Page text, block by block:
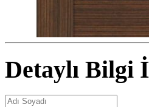
Detaylı Bilgi